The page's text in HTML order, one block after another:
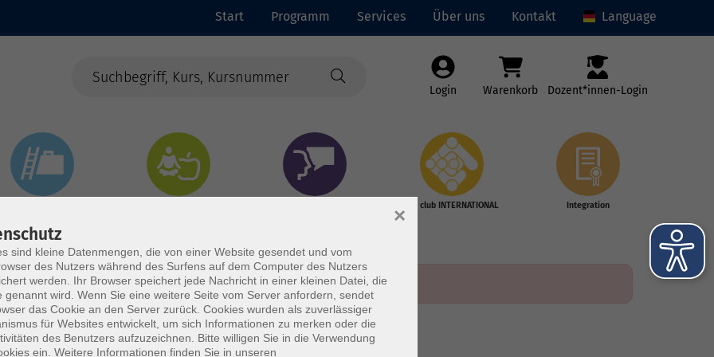
Start Programm Services Über uns Kontakt Language
Login Warenkorb Dozent*innen-Login
vhs club INTERNATIONAL Integration
sind kleine Datenmengen, die von einer Website gesendet und vom
des Nutzers während des Surfens auf dem Computer des Nutzers
werden. Ihr Browser speichert jede Nachricht in einer kleinen Datei, die
genannt wird. Wenn Sie eine weitere Seite vom Server anfordern, sendet
das Cookie an den Server zurück. Cookies wurden als zuverlässiger
für Websites entwickelt, um sich Informationen zu merken oder die
des Benutzers aufzuzeichnen. Bitte willigen Sie in die Verwendung
ein. Weitere Informationen finden Sie in unseren
×